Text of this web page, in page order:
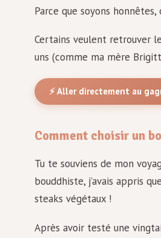
Parce que soyons
Certains veulent retrouver
uns (comme ma mère
⚡ Aller directement au
Comment choisir un
Tu te souviens de mon
bouddhiste, j’avais appris que
steaks végétaux !
Après avoir testé une